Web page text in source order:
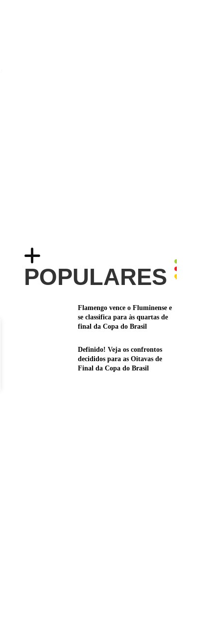
POPULARES
Flamengo vence o Fluminense e
se classifica para às quartas de
final da Copa do Brasil
Definido! Veja os confrontos
decididos para as Oitavas de
Final da Copa do Brasil